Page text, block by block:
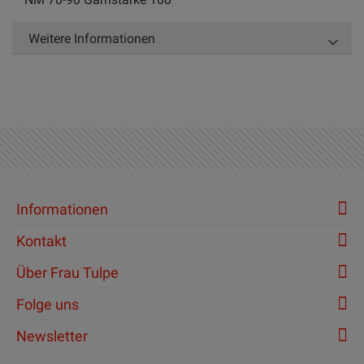
Weitere Informationen
Informationen
Kontakt
Über Frau Tulpe
Folge uns
Newsletter